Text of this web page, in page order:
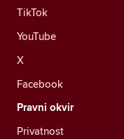
TikTok
YouTube
X
Facebook
Pravni okvir
Privatnost